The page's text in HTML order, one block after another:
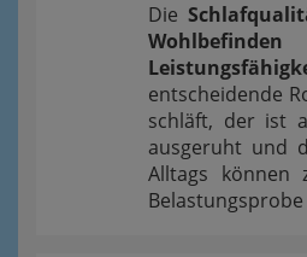
Die
entscheidende
schläft, der ist
ausgeruht und
Alltags können